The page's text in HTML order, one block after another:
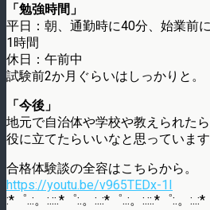
「勉強時間」
平日：朝、通勤時に40分、始業前
1時間
休日：午前中
試験前2か月ぐらいはしっかりと。
「今後」
地元で自治体や学校や教えられたら
役に立てたらいいなと思っています
合格体験談の全容はこちらから。
https://youtu.be/v965TEDx-1I
:*゜..:。:.::.*゜:.。:..:*゜..:。:.::.*゜:.。